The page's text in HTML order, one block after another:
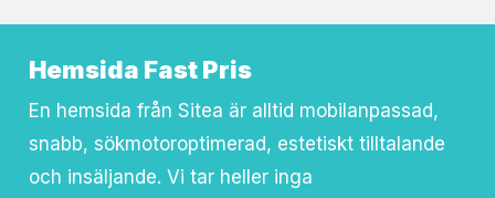
Hemsida Fast Pris
En hemsida från Sitea är alltid mobilanpassad,
snabb, sökmotoroptimerad, estetiskt tilltalande
och insäljande. Vi tar heller inga